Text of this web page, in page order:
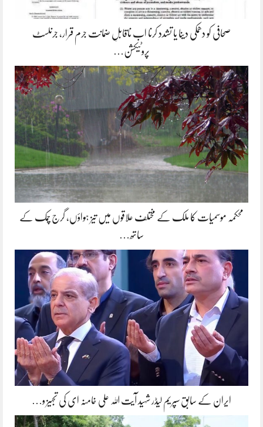
صحافی کو دھمکی دینا یا تشدد کرنا اب ناقابلِ ضمانت جرم قرار، جرنلسٹ
پروٹیکشن…
محکمہ موسمیات کا ملک کے مختلف علاقوں میں تیز ہواؤں، گرج چمک کے
ساتھ…
ایران کے سابق سپریم لیڈر شہید آیت اللہ علی خامنہ ای کی تجہیز و…